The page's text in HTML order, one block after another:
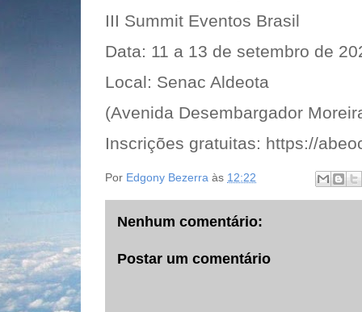
III Summit Eventos Brasil
Data: 11 a 13 de setembro de
Local: Senac Aldeota
(Avenida Desembargador
Inscrições gratuitas: https://
Por Edgony Bezerra às 12:22
Nenhum comentário:
Postar um comentário